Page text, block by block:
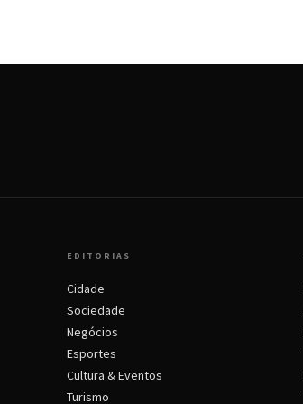
EDITORIAS
Cidade
Sociedade
Negócios
Esportes
Cultura & Eventos
Turismo